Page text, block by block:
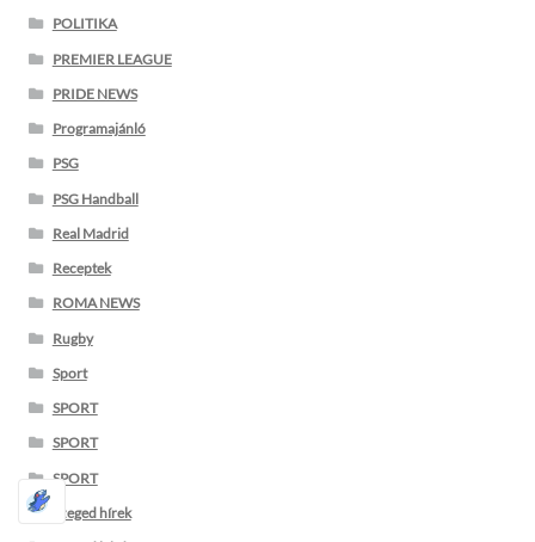
POLITIKA
PREMIER LEAGUE
PRIDE NEWS
Programajánló
PSG
PSG Handball
Real Madrid
Receptek
ROMA NEWS
Rugby
Sport
SPORT
SPORT
SPORT
Szeged hírek